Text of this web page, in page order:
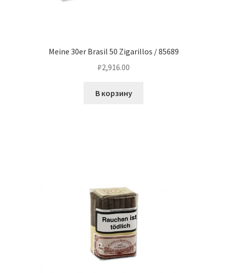
Meine 30er Brasil 50 Zigarillos / 85689
₽2,916.00
В корзину